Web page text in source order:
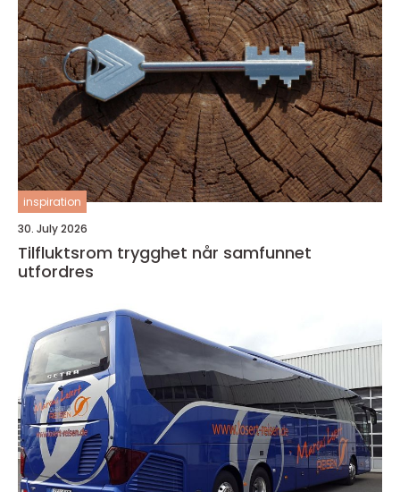
inspiration
30. July 2026
Tilfluktsrom trygghet når samfunnet
utfordres